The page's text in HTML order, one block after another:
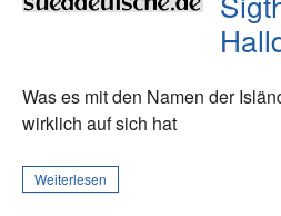
Was es mit den Namen der
wirklich auf sich hat
Weiterlesen